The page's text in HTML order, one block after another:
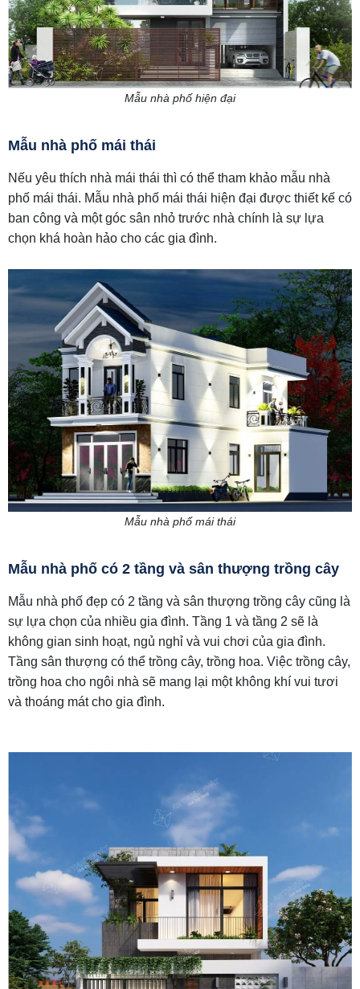
Mẫu nhà phố hiện đại
Mẫu nhà phố mái thái
Nếu yêu thích nhà mái thái thì có thể tham khảo mẫu nhà
phố mái thái. Mẫu nhà phố mái thái hiện đại được thiết kế có
ban công và một góc sân nhỏ trước nhà chính là sự lựa
chọn khá hoàn hảo cho các gia đình.
Mẫu nhà phố mái thái
Mẫu nhà phố có 2 tầng và sân thượng trồng cây
Mẫu nhà phố đẹp có 2 tầng và sân thượng trồng cây cũng là
sự lựa chọn của nhiều gia đình. Tầng 1 và tầng 2 sẽ là
không gian sinh hoạt, ngủ nghỉ và vui chơi của gia đình.
Tầng sân thượng có thể trồng cây, trồng hoa. Việc trồng cây,
trồng hoa cho ngôi nhà sẽ mang lại một không khí vui tươi
và thoáng mát cho gia đình.